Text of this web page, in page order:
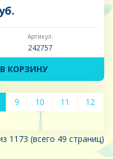
Артикул:
242757
КОРЗИНУ
9 10 11
12
1173 (всего 49 страниц)